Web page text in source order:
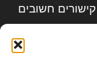
קישורים חשובים
מדיניות הפרטיות